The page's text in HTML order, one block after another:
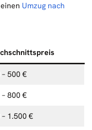
Umzug nach
500 €
800 €
1.500 €